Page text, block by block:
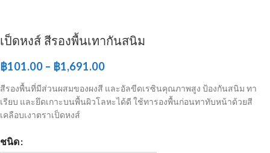
เป็ดหงส์ สีรองพื้นเทากันสนิม
฿101.00 – ฿1,691.00
สีรองพื้นที่มีส่วนผสมของผงสี และอัลขีดเรซินคุณภาพสูง ป้องกันสนิม ทา
เรียบ และยึดเกาะบนพื้นผิวโลหะได้ดี ใช้ทารองพื้นก่อนทาทับหน้าด้วยสี
เคลือบเงาตราเป็ดหงส์
ชนิด